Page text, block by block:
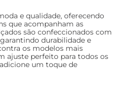
e qualidade, oferecendo
que acompanham as
são confeccionados com
durabilidade e
os modelos mais
ajuste perfeito para todos os
um toque de